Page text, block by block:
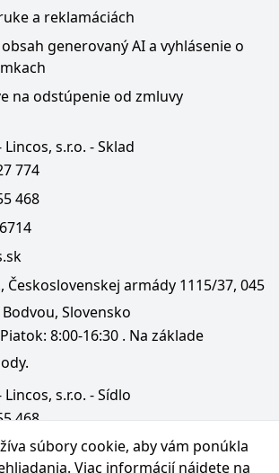
súbory cookie, aby vám ponúkla
Viac informácií nájdete na
a reklamáciách
generovaný AI a vyhlásenie o
na odstúpenie od zmluvy
s.r.o. - Sklad
774
468
Československej armády 1115/37, 045
Slovensko
8:00-16:30 . Na základe
s.r.o. - Sídlo
468